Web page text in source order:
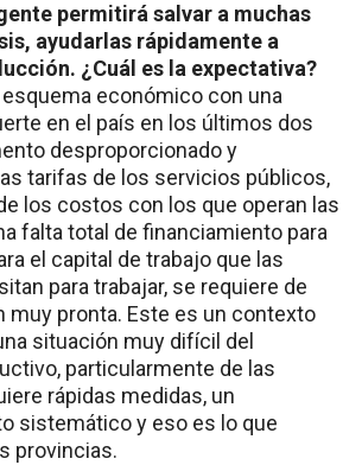
permitirá salvar a muchas
ayudarlas rápidamente a
¿Cuál es la expectativa?
económico con una
en el país en los últimos dos
desproporcionado y
tarifas de los servicios públicos,
los costos con los que operan las
falta total de financiamiento para
el capital de trabajo que las
para trabajar, se requiere de
muy pronta. Este es un contexto
situación muy difícil del
particularmente de las
rápidas medidas, un
sistemático y eso es lo que
provincias.